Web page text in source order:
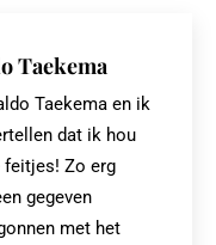
Taekema
Taekema en ik
dat ik hou
feitjes! Zo erg
gegeven
met het